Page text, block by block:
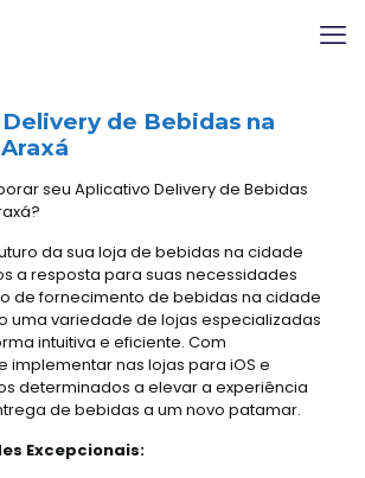
de Bebidas na
seu Aplicativo Delivery de Bebidas
da sua loja de bebidas na cidade
a resposta para suas necessidades
de fornecimento de bebidas na cidade
uma variedade de lojas especializadas
intuitiva e eficiente. Com
implementar nas lojas para iOS e
determinados a elevar a experiência
de bebidas a um novo patamar.
Excepcionais: